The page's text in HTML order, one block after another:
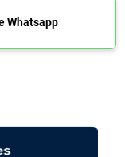
Whatsapp